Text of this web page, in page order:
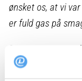
ønsket os, at vi
er fuld gas på
“Det var
hele Nordjylland